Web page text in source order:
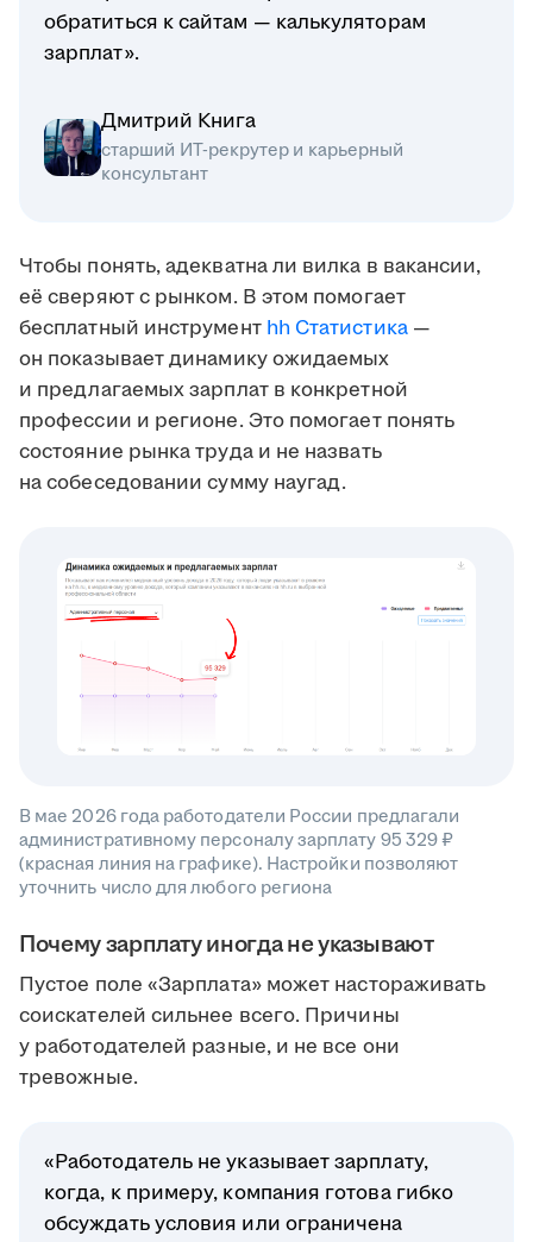
обратиться к сайтам — калькуляторам
зарплат».
Дмитрий Книга
старший ИТ-рекрутер и карьерный
консультант
Чтобы понять, адекватна ли вилка в вакансии,
её сверяют с рынком. В этом помогает
бесплатный инструмент hh Статистика—
он показывает динамику ожидаемых
и предлагаемых зарплат в конкретной
профессии и регионе. Это помогает понять
состояние рынка труда и не назвать
на собеседовании сумму наугад.
В мае 2026 года работодатели России предлагали
административному персоналу зарплату 95 329 ₽
(красная линия на графике). Настройки позволяют
уточнить число для любого региона
Почему зарплату иногда не указывают
Пустое поле «Зарплата» может настораживать
соискателей сильнее всего. Причины
у работодателей разные, и не все они
тревожные.
«Работодатель не указывает зарплату,
когда, к примеру, компания готова гибко
обсуждать условия или ограничена